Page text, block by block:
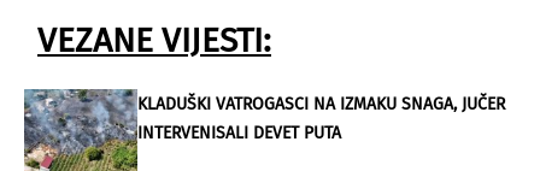
VEZANE VIJESTI:
KLADUŠKI VATROGASCI NA IZMAKU SNAGA, JUČER
INTERVENISALI DEVET PUTA